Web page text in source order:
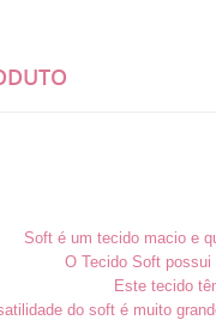
Soft é um tecido macio e
O Tecido Soft possui
Este tecido
do soft é muito